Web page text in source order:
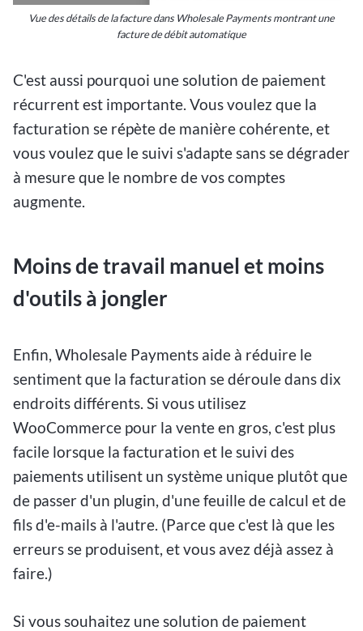
Vue des détails de la facture dans Wholesale Payments montrant une
facture de débit automatique
C'est aussi pourquoi une solution de paiement
récurrent est importante. Vous voulez que la
facturation se répète de manière cohérente, et
vous voulez que le suivi s'adapte sans se dégrader
à mesure que le nombre de vos comptes
augmente.
Moins de travail manuel et moins
d'outils à jongler
Enfin, Wholesale Payments aide à réduire le
sentiment que la facturation se déroule dans dix
endroits différents. Si vous utilisez
WooCommerce pour la vente en gros, c'est plus
facile lorsque la facturation et le suivi des
paiements utilisent un système unique plutôt que
de passer d'un plugin, d'une feuille de calcul et de
fils d'e-mails à l'autre. (Parce que c'est là que les
erreurs se produisent, et vous avez déjà assez à
faire.)
Si vous souhaitez une solution de paiement